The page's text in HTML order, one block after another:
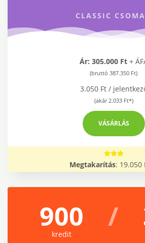
CLASSIC
Ár: 305.000 Ft+
(bruttó 387.350 Ft)
3.050 Ft /
(akár 2.033 Ft*)
VÁSÁRLÁS
Megtakarítás: 19.050
900
kredit
/